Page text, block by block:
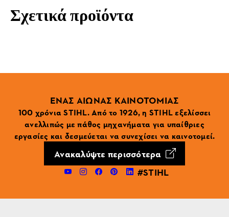
Σχετικά προϊόντα
ΕΝΑΣ ΑΙΩΝΑΣ ΚΑΙΝΟΤΟΜΙΑΣ
100 χρόνια STIHL. Από το 1926, η STIHL εξελίσσει
ανελλιπώς με πάθος μηχανήματα για υπαίθριες
εργασίες και δεσμεύεται να συνεχίσει να καινοτομεί.
Ανακαλύψτε περισσότερα
#STIHL